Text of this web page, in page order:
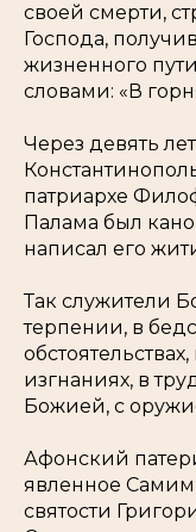
своей смерти,
Господа,
жизненного
словами: «В
Через девять
патриархе
Палама был
написал его
Так служители
терпении, в
изгнаниях, в
Божией, с
Афонский
явленное Самим
святости